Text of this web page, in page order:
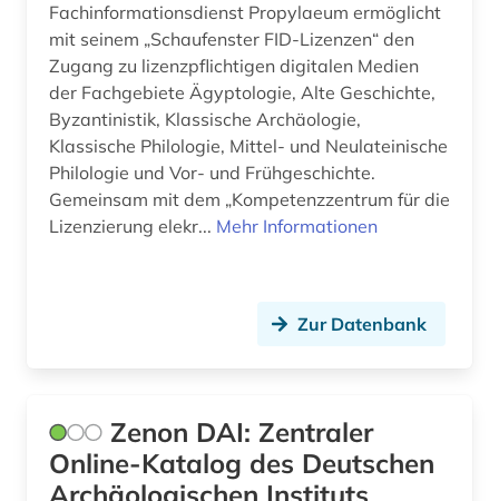
Fachinformationsdienst Propylaeum ermöglicht
mit seinem „Schaufenster FID-Lizenzen“ den
Zugang zu lizenzpflichtigen digitalen Medien
der Fachgebiete Ägyptologie, Alte Geschichte,
Byzantinistik, Klassische Archäologie,
Klassische Philologie, Mittel- und Neulateinische
Philologie und Vor- und Frühgeschichte.
Gemeinsam mit dem „Kompetenzzentrum für die
Lizenzierung elekr... Mehr Informationen
Zur Datenbank
Zenon DAI: Zentraler
Online-Katalog des Deutschen